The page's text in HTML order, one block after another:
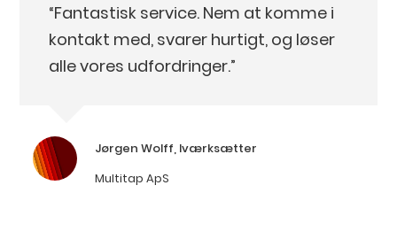
“Fantastisk service. Nem at komme i
kontakt med, svarer hurtigt, og løser
alle vores udfordringer.”
Jørgen Wolff, Iværksætter
Multitap ApS